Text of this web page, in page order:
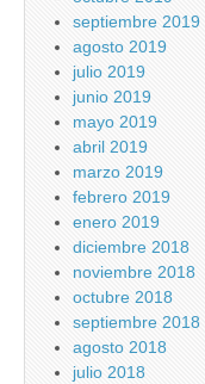
septiembre 2019
agosto 2019
julio 2019
junio 2019
mayo 2019
abril 2019
marzo 2019
febrero 2019
enero 2019
diciembre 2018
noviembre 2018
octubre 2018
septiembre 2018
agosto 2018
julio 2018